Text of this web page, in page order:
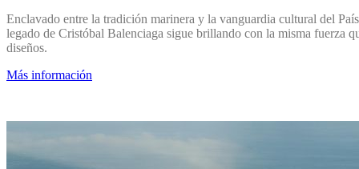
Enclavado entre la tradición marinera y la vanguardia cultural del
legado de Cristóbal Balenciaga sigue brillando con la misma fuerza
diseños.
Más información